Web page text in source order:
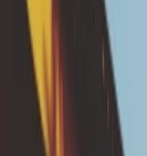
Les eaux pluviales doivent
fondations de la maison par
de canalisations, séparées
eaux usées et du réseau de
fondations.
ℹ️ En quoi
travaux ?